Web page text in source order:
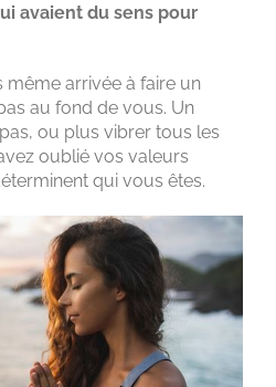
avaient du sens pour
arrivée à faire un
au fond de vous. Un
ou plus vibrer tous les
oublié vos valeurs
qui vous êtes.